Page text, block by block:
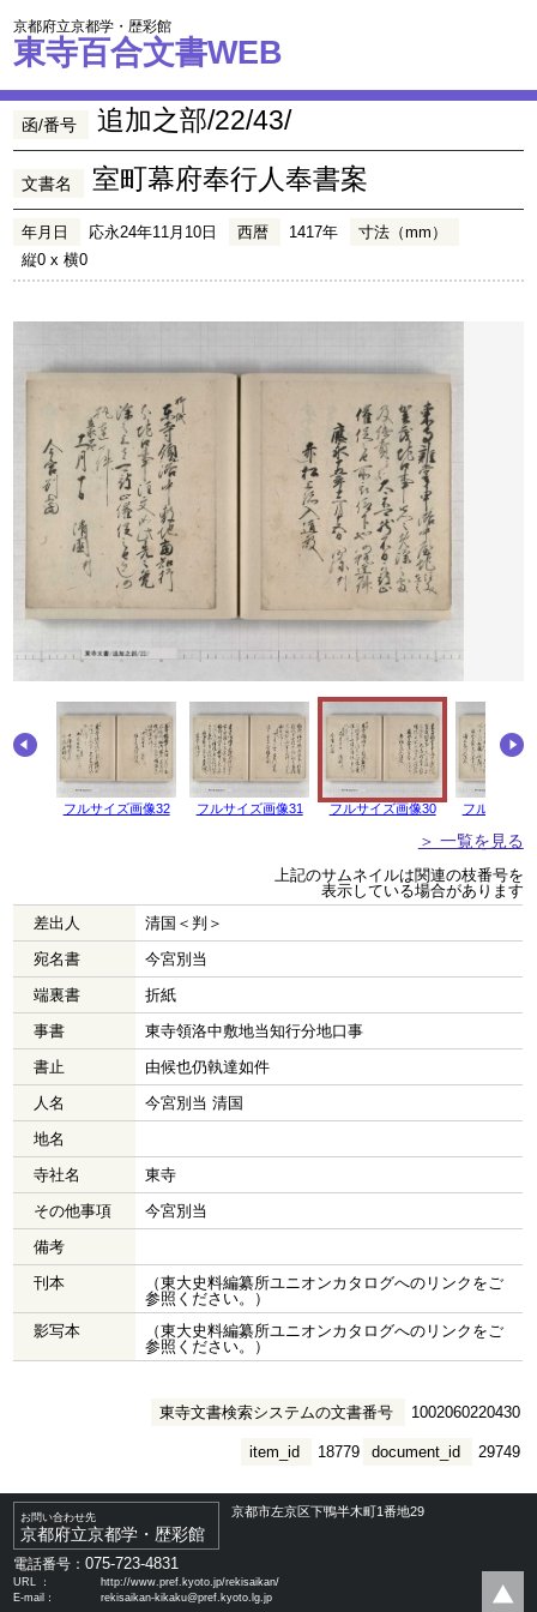
京都府立京都学・歴彩館
東寺百合文書WEB
函/番号 追加之部/22/43/
文書名 室町幕府奉行人奉書案
年月日 応永24年11月10日 西暦 1417年
寸法（mm）
縦0 x 横0
フルサイズ画像32 フルサイズ画像31 フルサイズ画像30 フルサイズ
＞ 一覧を見る
上記のサムネイルは関連の枝番号を
表示している場合があります
差出人
清国＜判＞
宛名書
今宮別当
端裏書
折紙
事書
東寺領洛中敷地当知行分地口事
書止
由候也仍執達如件
人名
今宮別当 清国
地名
寺社名
東寺
その他事項
今宮別当
備考
刊本
（東大史料編纂所ユニオンカタログへのリンクをご
参照ください。）
影写本
（東大史料編纂所ユニオンカタログへのリンクをご
参照ください。）
東寺文書検索システムの文書番号 1002060220430
document_id 29749
item_id 18779
お問い合わせ先
京都府立京都学・歴彩館
京都市左京区下鴨半木町1番地29
電話番号：075-723-4831
URL ：
http://www.pref.kyoto.jp/rekisaikan/
E-mail：
rekisaikan-kikaku@pref.kyoto.lg.jp